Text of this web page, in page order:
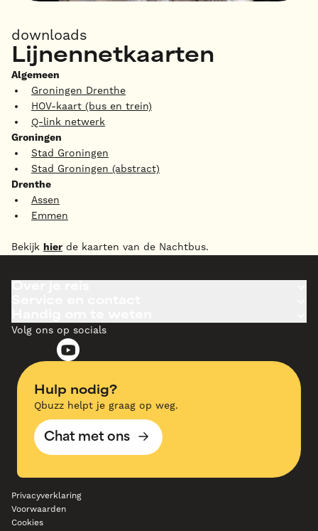
downloads
Lijnennetkaarten
Algemeen
Groningen Drenthe
HOV-kaart (bus en trein)
Q-link netwerk
Groningen
Stad Groningen
Stad Groningen (abstract)
Drenthe
Assen
Emmen
Bekijk hier de kaarten van de Nachtbus.
Volg ons op socials
Hulp nodig?
Qbuzz helpt je graag op weg.
Chat met ons
Privacyverklaring
Voorwaarden
Cookies